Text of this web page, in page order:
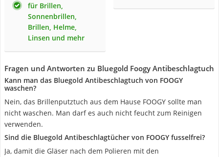
für Brillen,
Sonnenbrillen,
Brillen, Helme,
Linsen und mehr
Fragen und Antworten zu Bluegold Foogy Antibeschlagtuch
Kann man das Bluegold Antibeschlagtuch von FOOGY
waschen?
Nein, das Brillenputztuch aus dem Hause FOOGY sollte man
nicht waschen. Man darf es auch nicht feucht zum Reinigen
verwenden.
Sind die Bluegold Antibeschlagtücher von FOOGY fusselfrei?
Ja, damit die Gläser nach dem Polieren mit den